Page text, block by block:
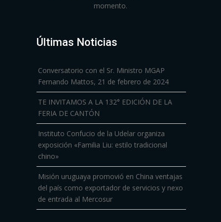
momento.
Últimas Noticias
Conversatorio con el Sr. Ministro MGAP
Fernando Mattos, 21 de febrero de 2024
TE INVITAMOS A LA 132° EDICIÓN DE LA
FERIA DE CANTÓN
Instituto Confucio de la Udelar organiza
exposición «Familia Liu: estilo tradicional
chino»
Misión uruguaya promovió en China ventajas
del país como exportador de servicios y nexo
de entrada al Mercosur